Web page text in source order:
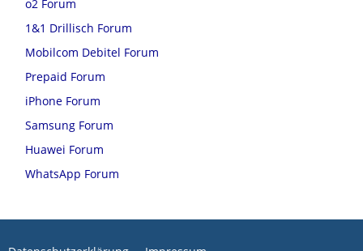
o2 Forum
1&1 Drillisch Forum
Mobilcom Debitel Forum
Prepaid Forum
iPhone Forum
Samsung Forum
Huawei Forum
WhatsApp Forum